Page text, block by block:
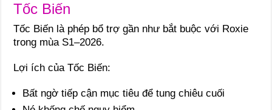
Tốc Biến
Tốc Biến là phép bổ trợ gần như bắt buộc với Roxie
trong mùa S1–2026.
Lợi ích của Tốc Biến:
Bất ngờ tiếp cận mục tiêu để tung chiêu cuối